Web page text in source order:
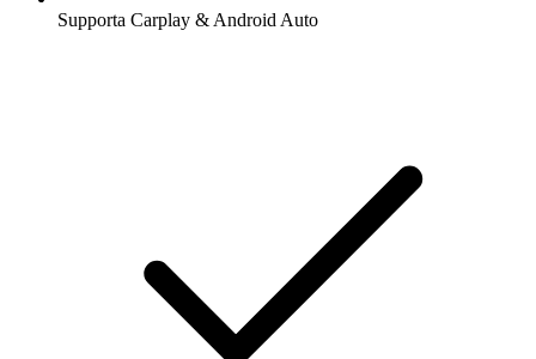
Supporta Carplay & Android Auto